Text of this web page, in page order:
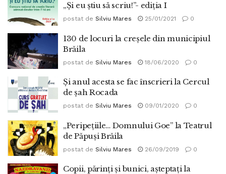
„Şi eu ştiu să scriu!”- ediţia I
postat de Silviu Mares 25/01/2021 0
130 de locuri la creșele din municipiul
Brăila
postat de Silviu Mares 18/06/2020 0
Și anul acesta se fac înscrieri la Cercul
de șah Rocada
postat de Silviu Mares 09/01/2020 0
„Peripețiile… Domnului Goe” la Teatrul
de Păpuși Brăila
postat de Silviu Mares 26/09/2019 0
Copii, părinți și bunici, așteptați la